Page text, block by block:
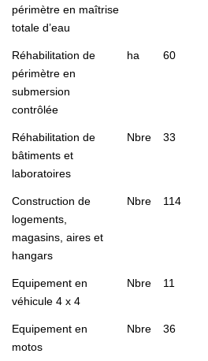
périmètre en maîtrise
totale d’eau
Réhabilitation de
périmètre en
submersion
contrôlée
ha 60
Réhabilitation de
bâtiments et
laboratoires
Nbre 33
Construction de
logements,
magasins, aires et
hangars
Nbre 114
Equipement en
véhicule 4 x 4
Nbre 11
Equipement en
motos
Nbre 36